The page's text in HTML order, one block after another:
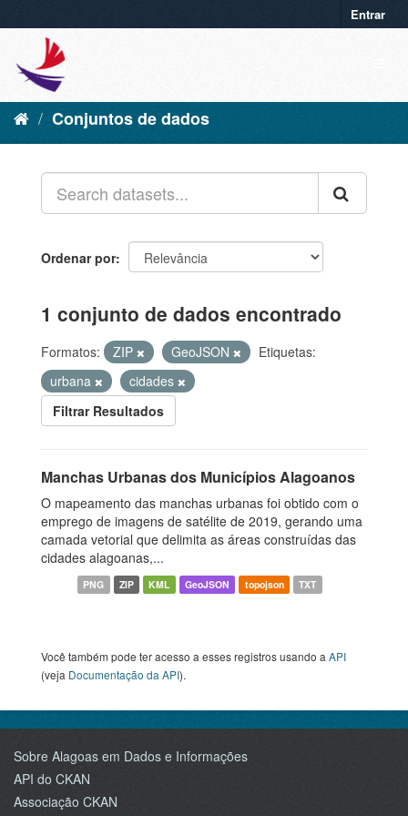
Entrar
Conjuntos de dados
Ordenar por
1 conjunto de dados encontrado
Formatos: ZIP GeoJSON
Etiquetas:
urbana
cidades
Filtrar Resultados
Manchas Urbanas dos Municípios Alagoanos
O mapeamento das manchas urbanas foi obtido com o
emprego de imagens de satélite de 2019, gerando uma
camada vetorial que delimita as áreas construídas das
cidades alagoanas,...
PNG ZIP KML GeoJSON topojson TXT
Você também pode ter acesso a esses registros usando a API
(veja Documentação da API).
Sobre Alagoas em Dados e Informações
API do CKAN
Associação CKAN